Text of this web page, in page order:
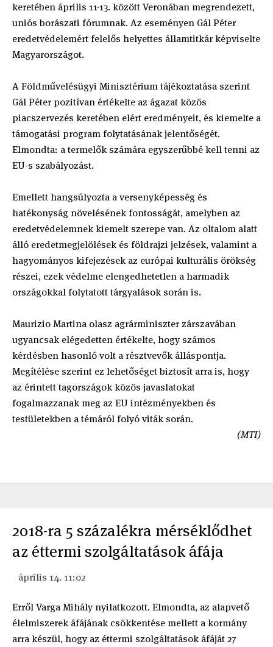
keretében április 11-13. között Veronában megrendezett,
uniós borászati fórumnak. Az eseményen Gál Péter
eredetvédelemért felelős helyettes államtitkár képviselte
Magyarországot.
A Földművelésügyi Minisztérium tájékoztatása szerint
Gál Péter pozitívan értékelte az ágazat közös
piacszervezés keretében elért eredményeit, és kiemelte a
támogatási program folytatásának jelentőségét.
Elmondta: a termelők számára egyszerűbbé kell tenni az
EU-s szabályozást.
Emellett hangsúlyozta a versenyképesség és
hatékonyság növelésének fontosságát, amelyben az
eredetvédelemnek kiemelt szerepe van. Az oltalom alatt
álló eredetmegjelölések és földrajzi jelzések, valamint a
hagyományos kifejezések az európai kulturális örökség
részei, ezek védelme elengedhetetlen a harmadik
országokkal folytatott tárgyalások során is.
Maurizio Martina olasz agrárminiszter zárszavában
ugyancsak elégedetten értékelte, hogy számos
kérdésben hasonló volt a résztvevők álláspontja.
Megítélése szerint ez lehetőséget biztosít arra is, hogy
az érintett tagországok közös javaslatokat
fogalmazzanak meg az EU intézményekben és
testületekben a témáról folyó viták során.
(MTI)
2018-ra 5 százalékra mérséklődhet
az éttermi szolgáltatások áfája
április 14. 11:02
Erről Varga Mihály nyilatkozott. Elmondta, az alapvető
élelmiszerek áfájának csökkentése mellett a kormány
arra készül, hogy az éttermi szolgáltatások áfáját 27